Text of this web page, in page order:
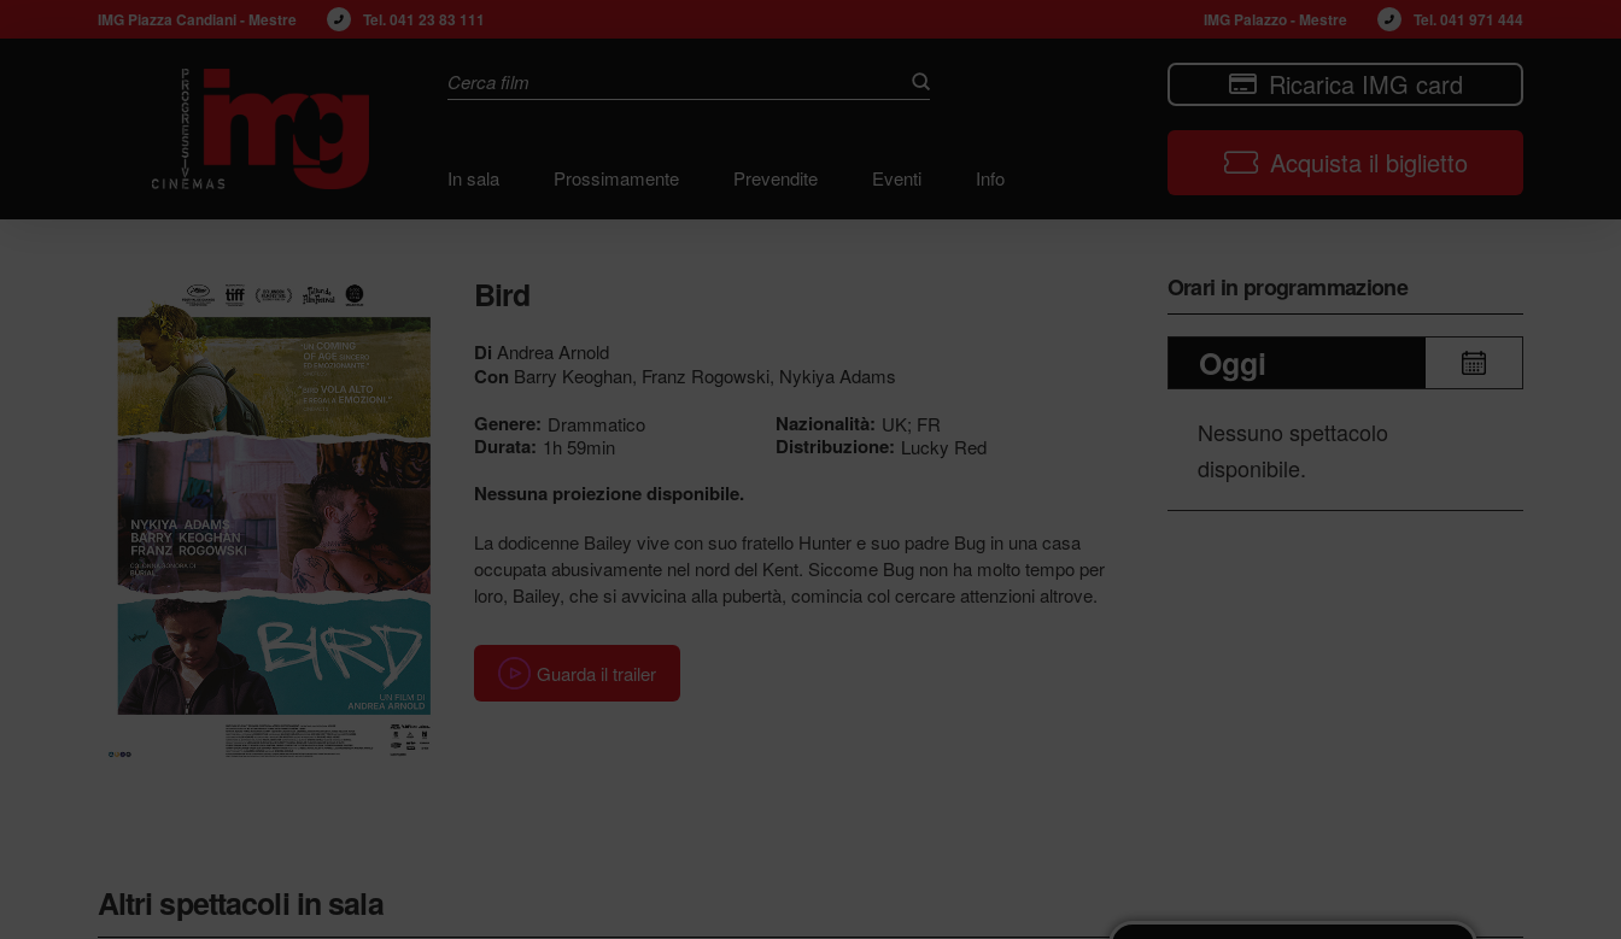
IMG Piazza Candiani - Mestre Tel. 041 23 83 111 IMG Palazzo - Mestre Tel. 041 971 444
Search
Submit
In sala Prossimamente Prevendite Eventi Info
Ricarica IMG card
Acquista il biglietto
Bird
Di Andrea Arnold
Con Barry Keoghan, Franz Rogowski, Nykiya Adams
Genere: Drammatico Nazionalità: UK; FR
Durata: 1h 59min Distribuzione: Lucky Red
Nessuna proiezione disponibile.
La dodicenne Bailey vive con suo fratello Hunter e suo padre Bug in una casa
occupata abusivamente nel nord del Kent. Siccome Bug non ha molto tempo per
loro, Bailey, che si avvicina alla pubertà, comincia col cercare attenzioni altrove.
Guarda il trailer
Orari in programmazione
Oggi
Nessuno spettacolo
disponibile.
Altri spettacoli in sala